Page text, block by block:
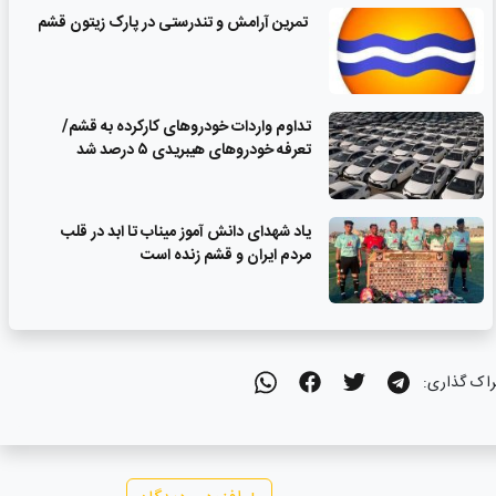
تمرین آرامش و تندرستی در پارک زیتون قشم
تداوم واردات خودروهای کارکرده به قشم/
تعرفه خودروهای هیبریدی ۵ درصد شد
یاد شهدای دانش آموز میناب تا ابد در قلب
مردم ایران و قشم زنده است
گذاری: